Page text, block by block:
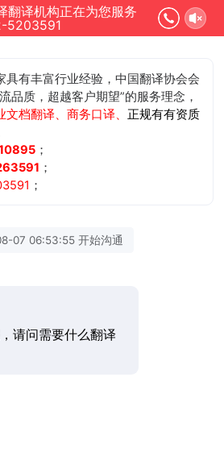
翻译机构正在为您服务
5203591
具有丰富行业经验，中国翻译协会会
品质，超越客户期望”的服务理念，
文档翻译、商务口译、 正规有有资质
；
；
；
07 06:53:55 开始沟通
请问需要什么翻译